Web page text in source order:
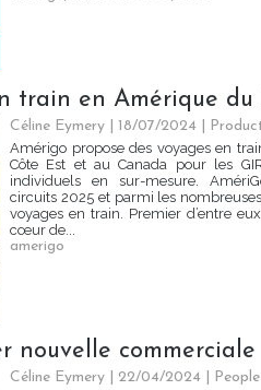
train en Amérique du
Céline Eymery | 18/07/2024
Amérigo propose des voyages en
Côte Est et au Canada pour les
individuels en sur-mesure.
circuits 2025 et parmi les
voyages en train. Premier d’entre
cœur de...
amerigo
nouvelle
Céline Eymery | 22/04/2024
People